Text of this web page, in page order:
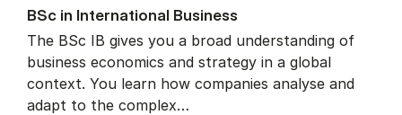
BSc in In­ter­na­tion­al Busi­ness
The BSc IB gives you a broad understanding of
business economics and strategy in a global
context. You learn how companies analyse and
adapt to the complex…